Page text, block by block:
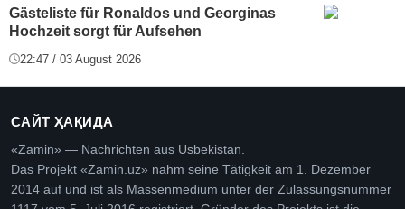
Gästeliste für Ronaldos und Georginas
Hochzeit sorgt für Aufsehen
22:47 / 03 August 2026
САЙТ ҲАҚИДА
«Zamin» — Nachrichten aus Usbekistan.
Das Projekt «Zamin.uz» nahm seine Tätigkeit am 1. Dezember
2014 auf und ist als Massenmedium unter der Zulassungsnummer